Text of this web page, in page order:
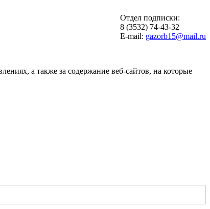
Отдел подписки:
8 (3532) 74-43-32
E-mail: gazorb15@mail.ru
а также за содержание веб-сайтов, на которые